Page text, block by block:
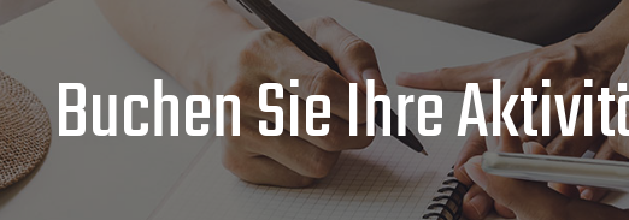
Entdecken Angebote Geschenkkarten Nachrichten
Buchen Sie Ihre